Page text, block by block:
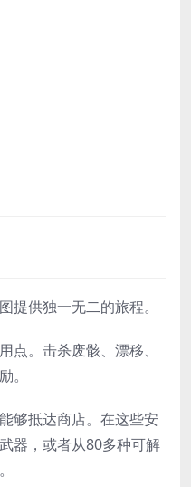
提供独一无二的旅程。
点。击杀废骸、漂移、
。
够抵达商店。在这些安
器，或者从80多种可解